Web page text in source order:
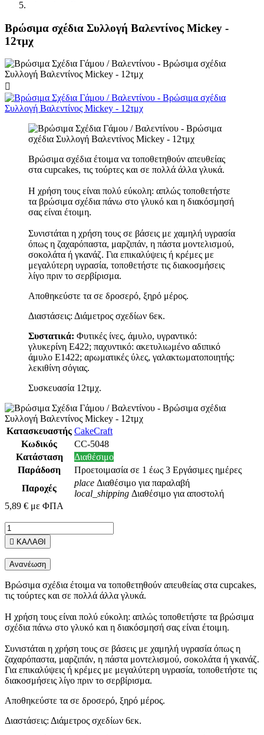
Βρώσιμα σχέδια Συλλογή Βαλεντίνος Mickey -
12τμχ

Βρώσιμα σχέδια έτοιμα να τοποθετηθούν απευθείας
στα cupcakes, τις τούρτες και σε πολλά άλλα γλυκά.
Η χρήση τους είναι πολύ εύκολη: απλώς τοποθετήστε
τα βρώσιμα σχέδια πάνω στο γλυκό και η διακόσμησή
σας είναι έτοιμη.
Συνιστάται η χρήση τους σε βάσεις με χαμηλή υγρασία
όπως η ζαχαρόπαστα, μαρζιπάν, η πάστα μοντελισμού,
σοκολάτα ή γκανάζ. Για επικαλύψεις ή κρέμες με
μεγαλύτερη υγρασία, τοποθετήστε τις διακοσμήσεις
λίγο πριν το σερβίρισμα.
Αποθηκεύστε τα σε δροσερό, ξηρό μέρος.
Διαστάσεις: Διάμετρος σχεδίων 6εκ.
Συστατικά: Φυτικές ίνες, άμυλο, υγραντικό:
γλυκερίνη E422; παχυντικό: ακετυλιωμένο αδιπικό
άμυλο E1422; αρωματικές ύλες, γαλακτωματοποιητής:
λεκιθίνη σόγιας.
Συσκευασία 12τμχ.
Κατασκευαστής CakeCraft
Κωδικός
CC-5048
Κατάσταση
Διαθέσιμο
Παράδοση
Προετοιμασία σε 1 έως 3 Εργάσιμες ημέρες
Παροχές
place Διαθέσιμο για παραλαβή
local_shipping Διαθέσιμο για αποστολή
5,89 € με ΦΠΑ
 ΚΑΛΑΘΙ
Βρώσιμα σχέδια έτοιμα να τοποθετηθούν απευθείας στα cupcakes,
τις τούρτες και σε πολλά άλλα γλυκά.
Η χρήση τους είναι πολύ εύκολη: απλώς τοποθετήστε τα βρώσιμα
σχέδια πάνω στο γλυκό και η διακόσμησή σας είναι έτοιμη.
Συνιστάται η χρήση τους σε βάσεις με χαμηλή υγρασία όπως η
ζαχαρόπαστα, μαρζιπάν, η πάστα μοντελισμού, σοκολάτα ή γκανάζ.
Για επικαλύψεις ή κρέμες με μεγαλύτερη υγρασία, τοποθετήστε τις
διακοσμήσεις λίγο πριν το σερβίρισμα.
Αποθηκεύστε τα σε δροσερό, ξηρό μέρος.
Διαστάσεις: Διάμετρος σχεδίων 6εκ.